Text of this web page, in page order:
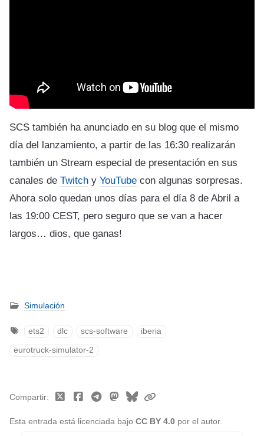
SCS también ha anunciado en su blog que el mismo
día del lanzamiento, a partir de las 16:30 realizarán
también un Stream especial de presentación en sus
canales de Twitch y YouTube con algunas sorpresas.
Ahora solo quedan unos días para el día 8 de Abril a
las 19:00 CEST, pero seguro que se van a hacer
largos… dios, que ganas!
Simulación
ets2 dlc scs-software iberia
eurotruck-simulator-2
Esta entrada está licenciada bajo CC BY 4.0 por el autor.
Compartir